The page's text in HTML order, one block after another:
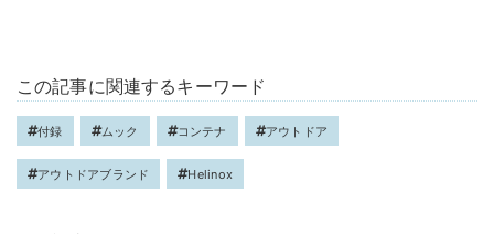
この記事に関連するキーワード
付録 ムック コンテナ アウトドア
アウトドアブランド Helinox